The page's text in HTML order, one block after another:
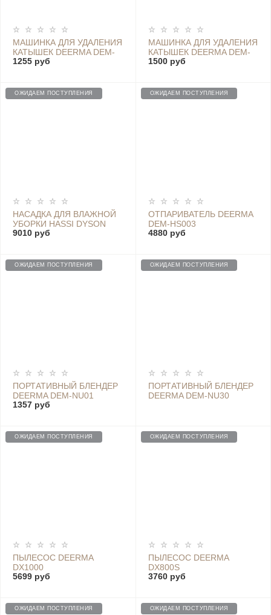
МАШИНКА ДЛЯ УДАЛЕНИЯ
КАТЫШЕК DEERMA DEM-
MQ300
1255 руб
МАШИНКА ДЛЯ УДАЛЕНИЯ
КАТЫШЕК DEERMA DEM-
MQ500
1500 руб
ОЖИДАЕМ ПОСТУПЛЕНИЯ
НАСАДКА ДЛЯ ВЛАЖНОЙ
УБОРКИ HASSI DYSON
SATUO T5SATUO T5, GRAY
9010 руб
ОЖИДАЕМ ПОСТУПЛЕНИЯ
ОТПАРИВАТЕЛЬ DEERMA
DEM-HS003
4880 руб
ОЖИДАЕМ ПОСТУПЛЕНИЯ
ПОРТАТИВНЫЙ БЛЕНДЕР
DEERMA DEM-NU01
1357 руб
ОЖИДАЕМ ПОСТУПЛЕНИЯ
ПОРТАТИВНЫЙ БЛЕНДЕР
DEERMA DEM-NU30
ОЖИДАЕМ ПОСТУПЛЕНИЯ
ПЫЛЕСОС DEERMA
DX1000
5699 руб
ОЖИДАЕМ ПОСТУПЛЕНИЯ
ПЫЛЕСОС DEERMA
DX800S
3760 руб
ОЖИДАЕМ ПОСТУПЛЕНИЯ ОЖИДАЕМ ПОСТУПЛЕНИЯ